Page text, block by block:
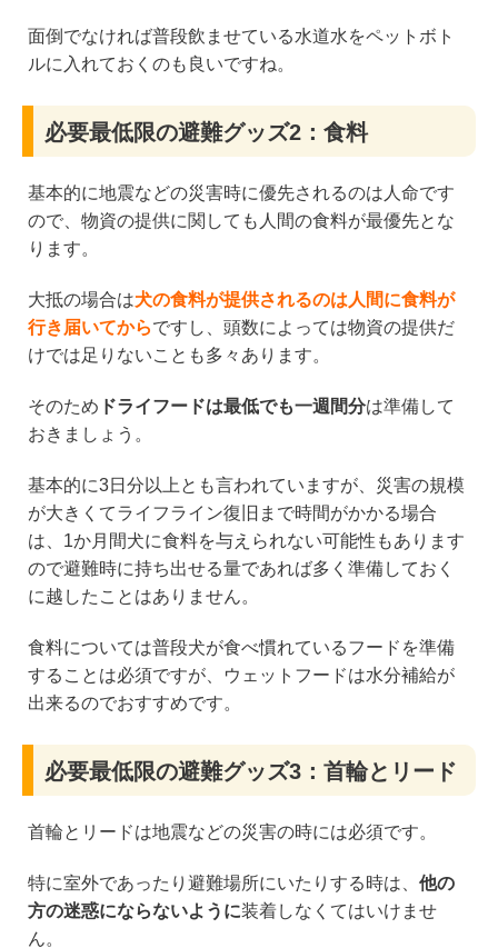
面倒でなければ普段飲ませている水道水をペットボト
ルに入れておくのも良いですね。
必要最低限の避難グッズ2：食料
基本的に地震などの災害時に優先されるのは人命です
ので、物資の提供に関しても人間の食料が最優先とな
ります。
大抵の場合は犬の食料が提供されるのは人間に食料が
行き届いてからですし、頭数によっては物資の提供だ
けでは足りないことも多々あります。
そのため ドライフードは最低でも一週間分は準備して
おきましょう。
基本的に3日分以上とも言われていますが、災害の規模
が大きくてライフライン復旧まで時間がかかる場合
は、1か月間犬に食料を与えられない可能性もあります
ので避難時に持ち出せる量であれば多く準備しておく
に越したことはありません。
食料については普段犬が食べ慣れているフードを準備
することは必須ですが、ウェットフードは水分補給が
出来るのでおすすめです。
必要最低限の避難グッズ3：首輪とリード
首輪とリードは地震などの災害の時には必須です。
特に室外であったり避難場所にいたりする時は、 他の
方の迷惑にならないように装着しなくてはいけませ
ん。